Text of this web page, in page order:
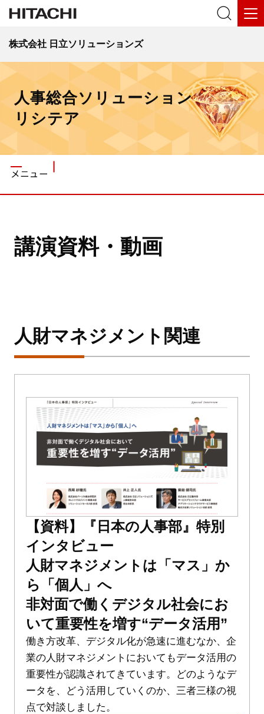
株式会社 日立ソリューションズ
人事総合ソリューション
リシテア
メニュー
講演資料・動画
人財マネジメント関連
【資料】『日本の人事部』特別
インタビュー
人財マネジメントは「マス」か
ら「個人」へ
非対面で働くデジタル社会にお
いて重要性を増す“データ活用”
働き方改革、デジタル化が急速に進むなか、企
業の人財マネジメントにおいてもデータ活用の
重要性が認識されてきています。どのようなデ
ータを、どう活用していくのか、三者三様の視
点で対談しました。